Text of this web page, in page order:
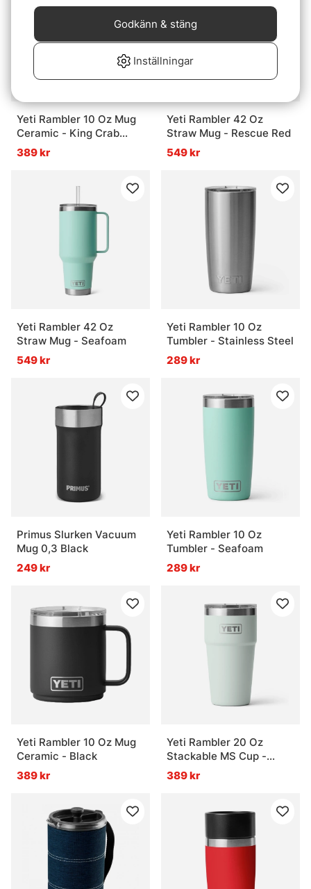
Yeti Rambler 10 Oz Mug
Ceramic - King Crab
Orange
389 kr
Yeti Rambler 42 Oz
Straw Mug - Rescue Red
549 kr
Yeti Rambler 42 Oz
Straw Mug - Seafoam
549 kr
Yeti Rambler 10 Oz
Tumbler - Stainless Steel
289 kr
Primus Slurken Vacuum
Mug 0,3 Black
249 kr
Yeti Rambler 10 Oz
Tumbler - Seafoam
289 kr
Yeti Rambler 10 Oz Mug
Ceramic - Black
389 kr
Yeti Rambler 20 Oz
Stackable MS Cup -
Ridgeline
389 kr
Inställningar
Godkänn & stäng